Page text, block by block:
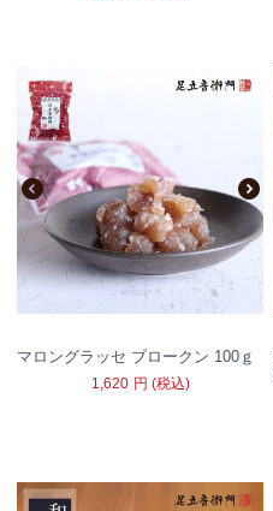
マロングラッセ ブロークン 100ｇ
1,620 円 (税込)